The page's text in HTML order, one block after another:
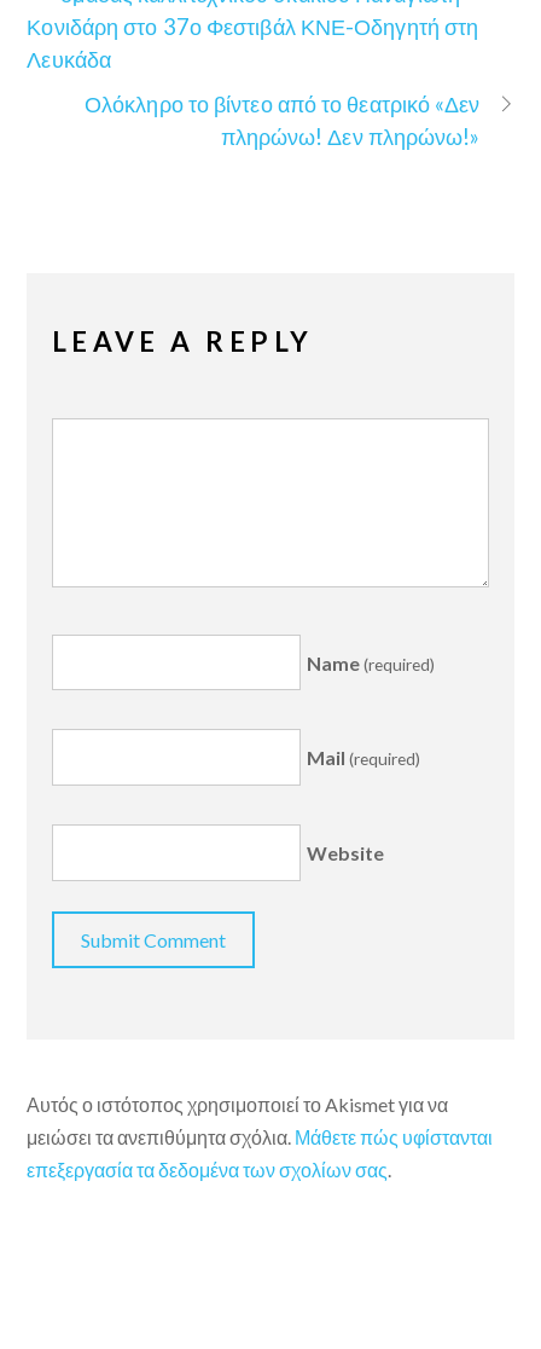
Κονιδάρη στο 37ο Φεστιβάλ ΚΝΕ-Οδηγητή στη
Λευκάδα
Ολόκληρο το βίντεο από το θεατρικό «Δεν
πληρώνω! Δεν πληρώνω!»
LEAVE A REPLY
Name(required)
Mail (required)
Website
Αυτός ο ιστότοπος χρησιμοποιεί το Akismet για να
μειώσει τα ανεπιθύμητα σχόλια. Μάθετε πώς υφίστανται
επεξεργασία τα δεδομένα των σχολίων σας.